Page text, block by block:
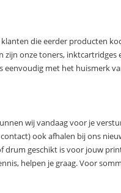
die eerder producten
zijn onze toners,
met het huismerk
wij vandaag voor je
ook afhalen bij ons
drum geschikt is voor jouw
helpen je graag. Voor